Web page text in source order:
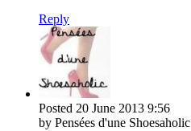
Reply
Posted 20 June 2013 9:56
by Pensées d'une Shoesaholic